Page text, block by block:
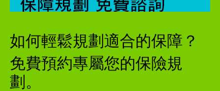
如何輕鬆規劃適合的保障？
免費預約專屬您的保險規
劃。